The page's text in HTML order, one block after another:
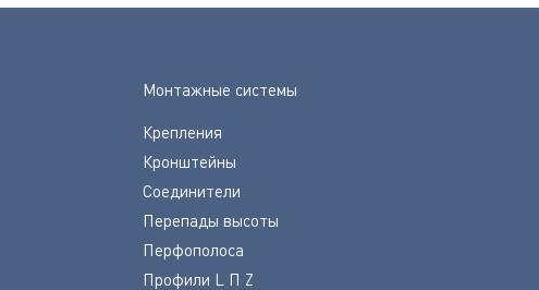
Монтажные системы
Крепления
Кронштейны
Соединители
Перепады высоты
Перфополоса
Профили L П Z